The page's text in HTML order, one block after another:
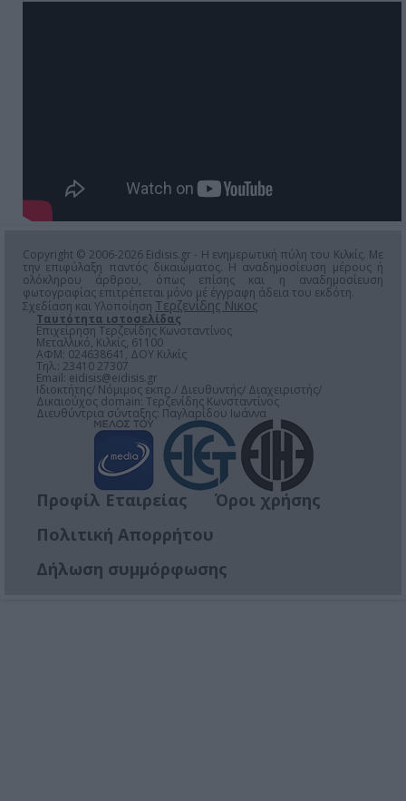
Copyright © 2006-2026 Eidisis.gr - Η ενημερωτική πύλη του Κιλκίς. Με
την επιφύλαξη παντός δικαιώματος. Η αναδημοσίευση μέρους ή
ολόκληρου άρθρου, όπως επίσης και η αναδημοσίευση
φωτογραφίας επιτρέπεται μόνο μέ έγγραφη άδεια του εκδότη.
Σχεδίαση και Υλοποίηση Τερζενίδης Νικος
Ταυτότητα ιστοσελίδας
Επιχείρηση Τερζενίδης Κωνσταντίνος
Μεταλλικό, Κιλκίς, 61100
ΑΦΜ: 024638641, ΔΟΥ Κιλκίς
Τηλ.: 23410 27307
Email: eidisis@eidisis.gr
Ιδιοκτήτης/ Νόμιμος εκπρ./ Διευθυντής/ Διαχειριστής/
Δικαιούχος domain: Τερζενίδης Κωνσταντίνος
Διευθύντρια σύνταξης: Παγλαρίδου Ιωάννα
Προφίλ Εταιρείας
Όροι χρήσης
Πολιτική Απορρήτου
Δήλωση συμμόρφωσης